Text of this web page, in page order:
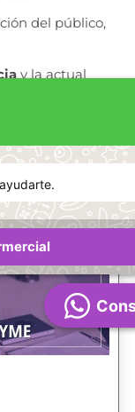
del público,
y la actual